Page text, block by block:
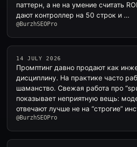
паттерн, а не на умение считать
дают контроллер на 50 строк и …
@BurzhSEOPro
14 JULY 2026
Промптинг давно продают как
дисциплину. На практике часто
шаманство. Свежая работа про
показывает неприятную вещь:
отвечают лучше не на “строгие”
@BurzhSEOPro